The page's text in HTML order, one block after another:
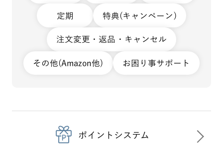
定期 特典(キャンペーン)
注文変更・返品・キャンセル
その他(Amazon他) お困り事サポート
ポイントシステム